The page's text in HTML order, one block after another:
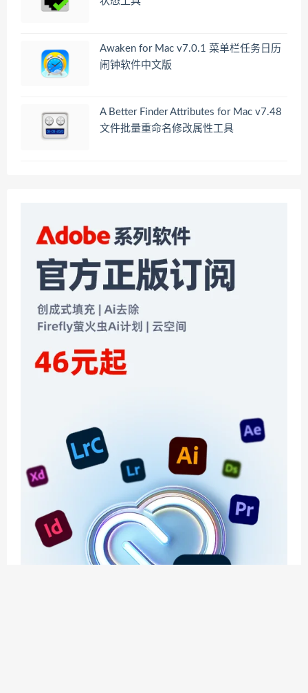
Awaken for Mac v7.0.1 菜单栏任务日历
闹钟软件中文版
A Better Finder Attributes for Mac v7.48
文件批量重命名修改属性工具